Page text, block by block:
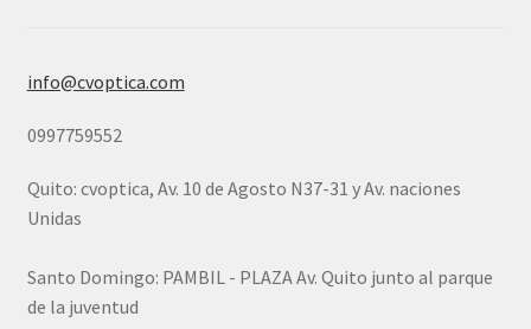
info@cvoptica.com
0997759552
Quito: cvoptica, Av. 10 de Agosto N37-31 y Av. naciones
Unidas
Santo Domingo: PAMBIL - PLAZA Av. Quito junto al parque
de la juventud